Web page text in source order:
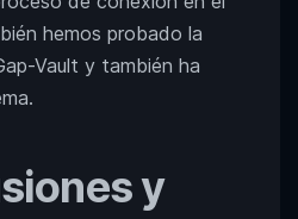
hemos probado la
Vault y también ha
y